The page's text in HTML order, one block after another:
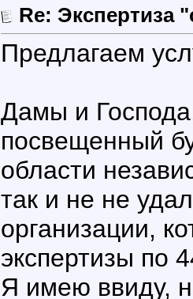
Re: Экспертиза
Предлагаем
Дамы и
посвещенный
области
так и не не
организации,
экспертизы по
Я имею ввиду,